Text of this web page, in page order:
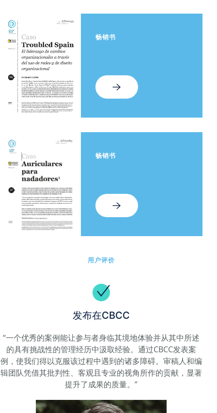
畅销书
畅销书
用户评价
发布在CBCC
“一个优秀的案例能让参与者身临其境地体验并从其中所述
的具有挑战性的管理经历中汲取经验。通过CBCC发表案
例，使我们得以克服该过程中遇到的诸多障碍。审稿人和编
辑团队凭借其批判性、客观且专业的视角所作的贡献，显著
提升了成果的质量。”